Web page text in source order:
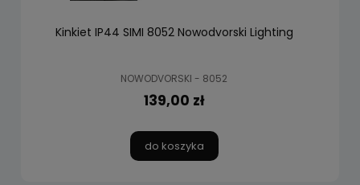
Kinkiet IP44 SIMI 8052 Nowodvorski Lighting
NOWODVORSKI - 8052
139,00 zł
do koszyka